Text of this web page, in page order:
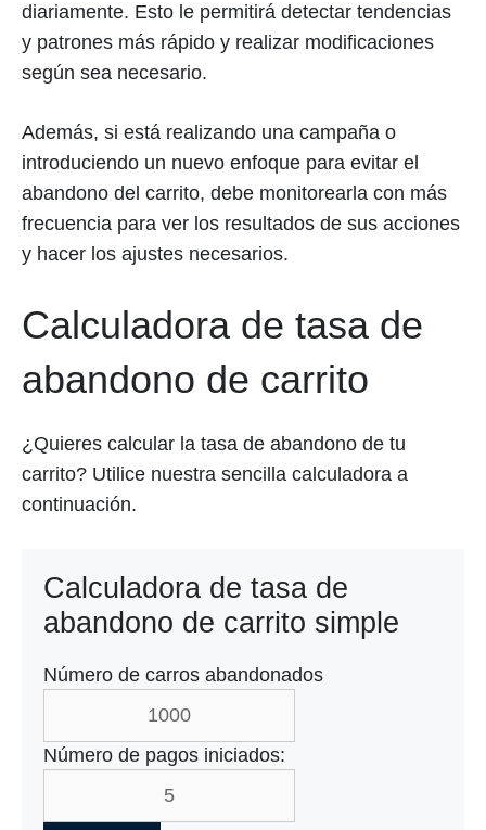
diariamente. Esto le permitirá detectar tendencias
y patrones más rápido y realizar modificaciones
según sea necesario.
Además, si está realizando una campaña o
introduciendo un nuevo enfoque para evitar el
abandono del carrito, debe monitorearla con más
frecuencia para ver los resultados de sus acciones
y hacer los ajustes necesarios.
Calculadora de tasa de
abandono de carrito
¿Quieres calcular la tasa de abandono de tu
carrito? Utilice nuestra sencilla calculadora a
continuación.
Calculadora de tasa de
abandono de carrito simple
Número de carros abandonados
Número de pagos iniciados: